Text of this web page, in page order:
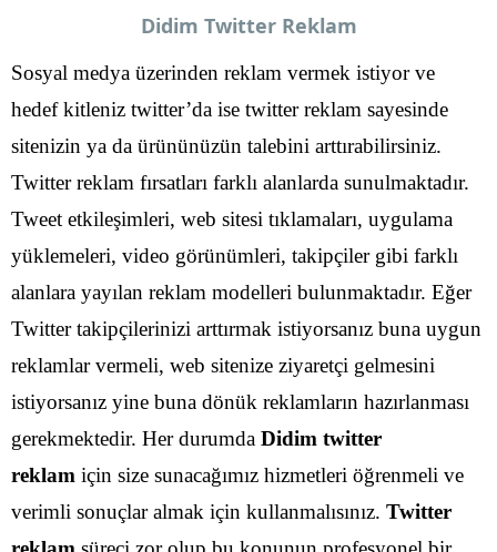
Didim Twitter Reklam
Sosyal medya üzerinden reklam vermek istiyor ve
hedef kitleniz twitter’da ise twitter reklam sayesinde
sitenizin ya da ürününüzün talebini arttırabilirsiniz.
Twitter reklam fırsatları farklı alanlarda sunulmaktadır.
Tweet etkileşimleri, web sitesi tıklamaları, uygulama
yüklemeleri, video görünümleri, takipçiler gibi farklı
alanlara yayılan reklam modelleri bulunmaktadır. Eğer
Twitter takipçilerinizi arttırmak istiyorsanız buna uygun
reklamlar vermeli, web sitenize ziyaretçi gelmesini
istiyorsanız yine buna dönük reklamların hazırlanması
gerekmektedir. Her durumda Didim twitter
reklam için size sunacağımız hizmetleri öğrenmeli ve
verimli sonuçlar almak için kullanmalısınız. Twitter